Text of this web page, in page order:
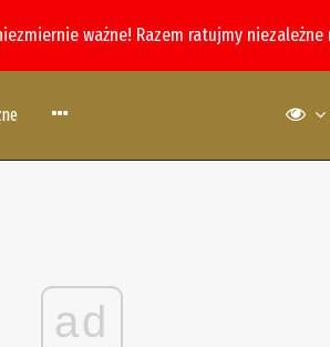
ważne! Razem ratujmy
ad